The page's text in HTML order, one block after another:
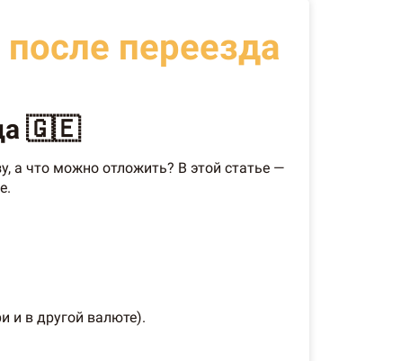
переезда
🇬🇪
а что можно отложить? В этой статье —
и в другой валюте).